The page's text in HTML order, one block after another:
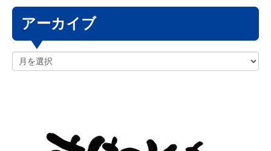
アーカイブ